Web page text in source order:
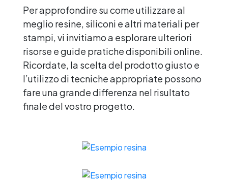
Per approfondire su come utilizzare al
meglio resine, siliconi e altri materiali per
stampi, vi invitiamo a esplorare ulteriori
risorse e guide pratiche disponibili online.
Ricordate, la scelta del prodotto giusto e
l’utilizzo di tecniche appropriate possono
fare una grande differenza nel risultato
finale del vostro progetto.